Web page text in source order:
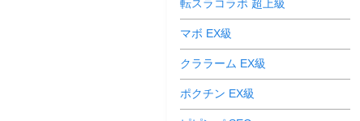
転スラコラボ 超上級
マボ EX級
クララーム EX級
ポクチン EX級